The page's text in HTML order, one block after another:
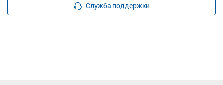
Служба поддержки